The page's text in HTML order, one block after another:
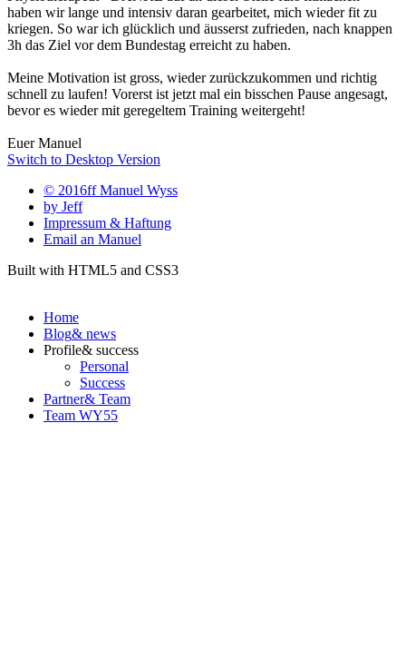
haben wir lange und intensiv daran gearbeitet, mich wieder fit zu
kriegen. So war ich glücklich und äusserst zufrieden, nach knappen
3h das Ziel vor dem Bundestag erreicht zu haben.
Meine Motivation ist gross, wieder zurückzukommen und richtig
schnell zu laufen! Vorerst ist jetzt mal ein bisschen Pause angesagt,
bevor es wieder mit geregeltem Training weitergeht!
Euer Manuel
Switch to Desktop Version
© 2016ff Manuel Wyss
by Jeff
Impressum & Haftung
Email an Manuel
Built with HTML5 and CSS3
Home
Blog& news
Profile& success
Personal
Success
Partner& Team
Team WY55